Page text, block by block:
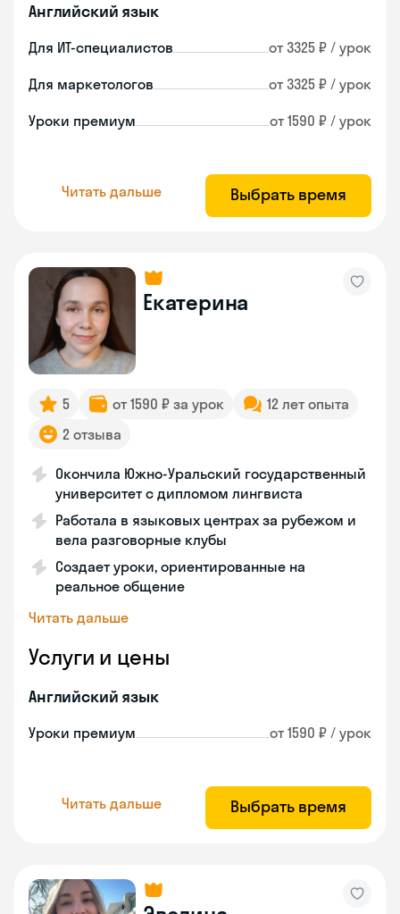
Английский язык
Для ИТ-специалистов от 3325 ₽ / урок
Для маркетологов от 3325 ₽ / урок
Уроки премиум от 1590 ₽ / урок
Читать дальше Выбрать время
Екатерина
5 от 1590 ₽ за урок
12 лет опыта
2 отзыва
Окончила Южно-Уральский государственный
университет с дипломом лингвиста
Работала в языковых центрах за рубежом и
вела разговорные клубы
Создает уроки, ориентированные на
реальное общение
Читать дальше
Услуги и цены
Английский язык
Уроки премиум от 1590 ₽ / урок
Читать дальше Выбрать время